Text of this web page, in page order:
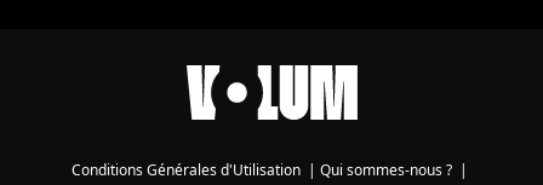
Conditions Générales d'Utilisation | Qui sommes-nous ? |